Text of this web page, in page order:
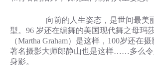
向前的人生姿态，是世间最美
型。96 岁还在编舞的美国现代舞之母玛
（Martha Graham）是这样，100岁还在
著名摄影大师郎静山也是这样……多么令
身影。